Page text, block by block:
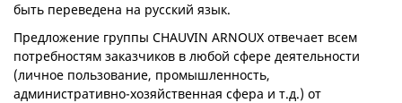
быть переведена на русский язык.
Предложение группы CHAUVIN ARNOUX отвечает всем
потребностям заказчиков в любой сфере деятельности
(личное пользование, промышленность,
административно-хозяйственная сфера и т.д.) от